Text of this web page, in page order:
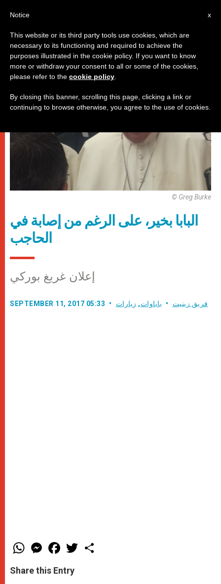
باباوات,زيارات
© Greg Burke
البابا بخير، على الرغم من إصابة في
الحاجب
إعلان غريغ بوركي
SEPTEMBER 11, 2017 05:33 فريق زينيت باباوات, زيارات
W
h
t
s
M
e
s
e
F
a
e
b
T
w
Share this Entry
x
Notice
This website or its third party tools use cookies, which are
necessary to its functioning and required to achieve the
purposes illustrated in the cookie policy. If you want to know
more or withdraw your consent to all or some of the cookies,
please refer to the cookie policy
By closing this banner, scrolling this page, clicking a link or
continuing to browse otherwise, you agree to the use of cookies.